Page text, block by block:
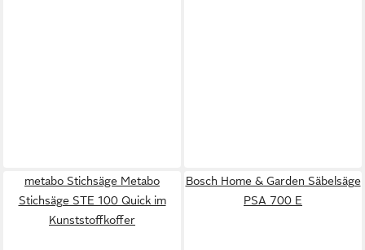
metabo Stichsäge Metabo
Stichsäge STE 100 Quick im
Kunststoffkoffer
Bosch Home & Garden Säbelsäge
PSA 700 E